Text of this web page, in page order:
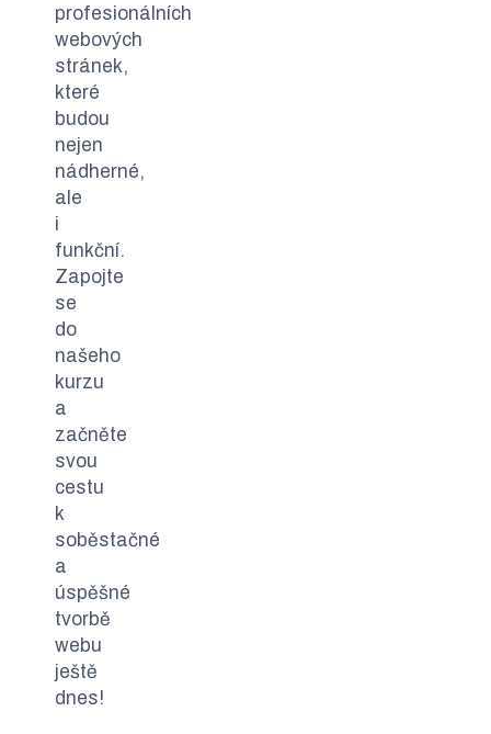
profesionálních
webových
stránek,
které
budou
nejen
nádherné,
ale
i
funkční.
Zapojte
se
do
našeho
kurzu
a
začněte
svou
cestu
k
soběstačné
a
úspěšné
tvorbě
webu
ještě
dnes!